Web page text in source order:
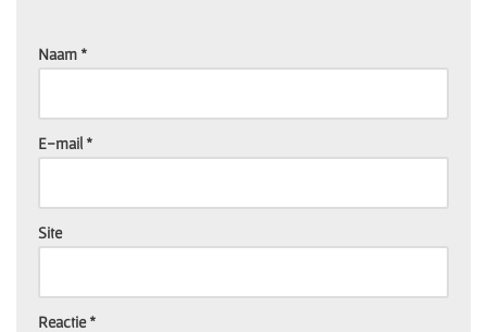
Naam *
E-mail *
Site
Reactie*